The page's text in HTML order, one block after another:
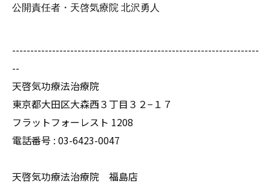
公開責任者・天啓気療院 北沢勇人
--------------------------------------------------------------------
--
天啓気功療法治療院
東京都大田区大森西３丁目３２−１７
フラットフォーレスト 1208
電話番号 : 03-6423-0047
天啓気功療法治療院 福島店